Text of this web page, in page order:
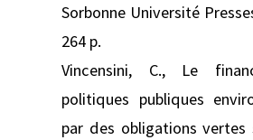
Sorbonne Université
264 p.
Vincensini, C., Le
politiques publiques
par des obligations vertes